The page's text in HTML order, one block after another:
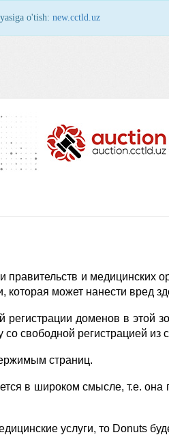
o'tish: new.cctld.uz
и медицинских
может нанести вред
регистрации доменов в этой
со свободной регистрацией
страниц.
в широком смысле, т.е.
услуги, то Donuts